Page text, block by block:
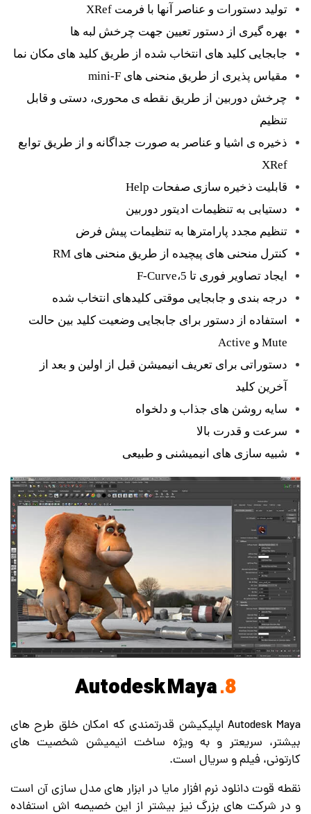
تولید دستورات و عناصر آنها با فرمت XRef
بهره گیری از دستور تعیین جهت چرخش لبه ها
جابجایی کلید های انتخاب شده از طریق کلید های مکان نما
مقیاس پذیری از طریق منحنی های mini-F
چرخش دوربین از طریق نقطه ی محوری، دستی و قابل
تنظیم
ذخیره ی اشیا و عناصر به صورت جداگانه و از طریق توابع
XRef
قابلیت ذخیره سازی صفحات Help
دستیابی به تنظیمات ادیتور دوربین
تنظیم مجدد پارامترها به تنظیمات پیش فرض
کنترل منحنی های پیچیده از طریق منحنی های RM
ایجاد تصاویر فوری تا 5،F-Curve
درجه بندی و جابجایی موقتی کلیدهای انتخاب شده
استفاده از دستور برای جابجایی وضعیت کلید بین حالت
Mute و Active
دستوراتی برای تعریف انیمیشن قبل از اولین و بعد از
آخرین کلید
سایه روشن های جذاب و دلخواه
سرعت و قدرت بالا
شبیه سازی های انیمیشنی و طبیعی
8.
Autodesk Maya
Autodesk Maya اپلیکیشن قدرتمندی که امکان خلق طرح های
بیشتر، سریعتر و به ویژه ساخت انیمیشن شخصیت های
کارتونی، فیلم و سریال است.
نقطه قوت دانلود نرم افزار مایا در ابزار های مدل سازی آن است
و در شرکت های بزرگ نیز بیشتر از این خصیصه اش استفاده